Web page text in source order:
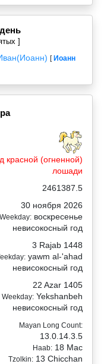
]
[Иоанн
красной (огненной)
лошади
2461387.5
30 ноября 2026
Weekday: воскресенье
невисокосный год
3 Rajab 1448
yawm al-'ahad
невисокосный год
22 Azar 1405
Weekday: Yekshanbeh
невисокосный год
Mayan Long Count:
13.0.14.3.5
Haab: 18 Mac
Tzolkin: 13 Chicchan